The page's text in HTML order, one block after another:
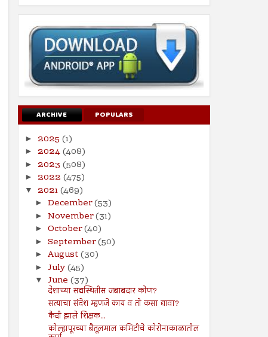
ARCHIVE POPULARS
► 2025 (1)
► 2024(408)
► 2023 (508)
► 2022 (475)
▼ 2021(469)
► December(53)
► November(31)
► October(40)
► September(50)
► August(30)
► July(45)
▼ June (37)
देशाच्या सद्यस्थितीस जबाबदार कोण?
सत्याचा संदेश म्हणजे काय व तो कसा द्यावा?
कैदी झाले शिक्षक...
कोल्हापूरच्या बैतूलमाल कमिटीचे कोरोनाकाळातील